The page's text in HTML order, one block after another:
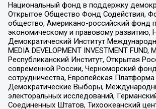
Национальный фонд в поддержку
Открытое Общество Фонд Содействия,
общество, Американо-российский фонд
экономическому и правовому развитию,
Демократический Институт
MEDIA DEVELOPMENT INVESTMENT
Республиканский Институт, Открытая
современной России, Черноморский
сотрудничества, Европейская Платформа
Демократические Выборы,
электоральных исследований,
Соединенных Штатов, Тихоокеанский